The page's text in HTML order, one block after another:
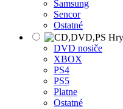
Samsung
Sencor
Ostatné
DVD nosiče
XBOX
PS4
PS5
Platne
Ostatné